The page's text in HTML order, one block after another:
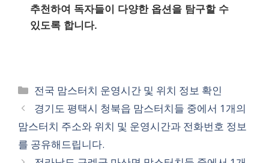
추천하여 독자들이 다양한 옵션을 탐구할 수
있도록 합니다.
카
테
고
리
전국 맘스터치 운영시간 및 위치 정보 확인
경기도 평택시 청북읍 맘스터치들 중에서 1개의
맘스터치 주소와 위치 및 운영시간과 전화번호 정보
를 공유해드립니다.